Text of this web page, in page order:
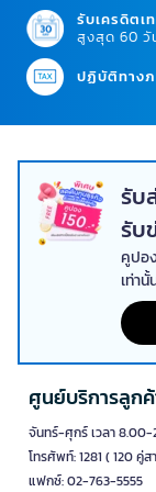
รับเครดิตเ
สูงสุด 60 วั
ปฏิบัติทาง
รับ
รับ
คูปอ
เท่า
ศูนย์บริการลูก
จันทร์-ศุกร์ เวลา 8.00-
โทรศัพท์: 1281 ( 120 คู่ส
แฟกซ์: 02-763-5555